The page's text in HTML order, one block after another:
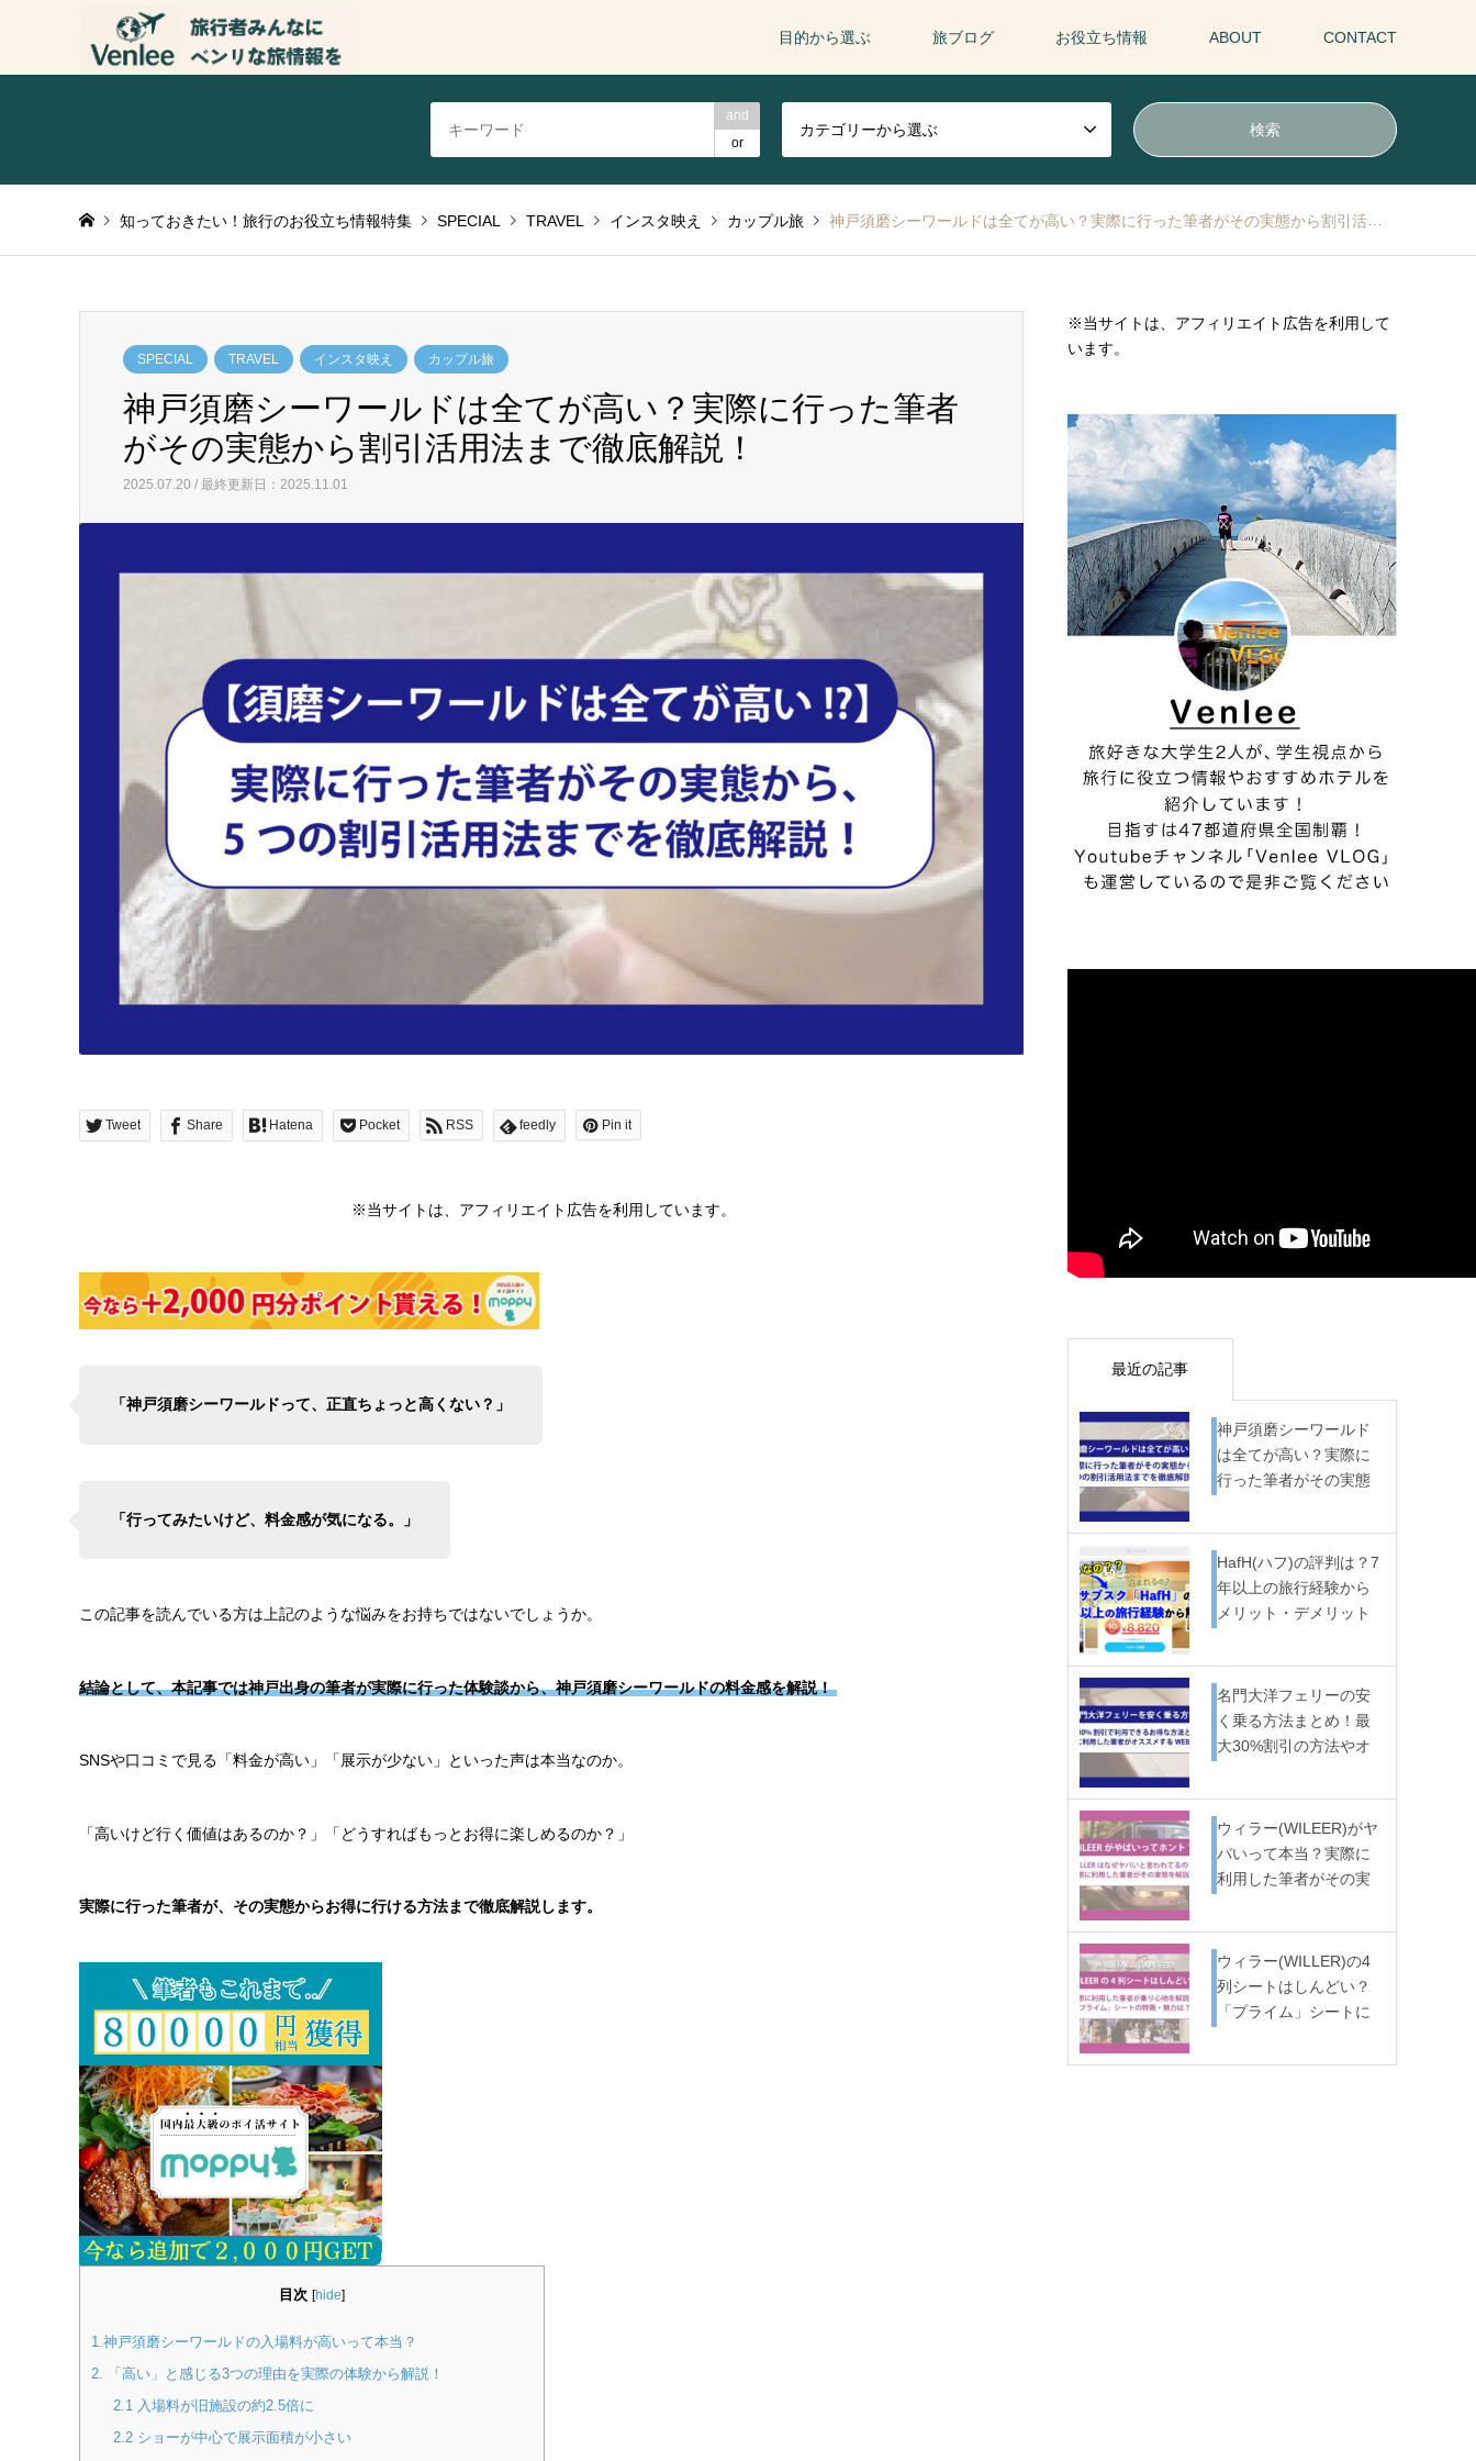
目的から選ぶ 旅ブログ お役立ち情報 ABOUT CONTACT
and
or
カテゴリーから選ぶ
知っておきたい！旅行のお役立ち情報特集 SPECIAL TRAVEL インスタ映え カップル旅 神戸須磨シーワールドは全てが高い？実際に行った筆者がその実態から割引活用法まで徹底解説！
SPECIAL TRAVEL インスタ映え カップル旅
神戸須磨シーワールドは全てが高い？実際に行った筆者
がその実態から割引活用法まで徹底解説！
2025.07.20 / 最終更新日：2025.11.01
Tweet Share Hatena Pocket RSS feedly Pin it
※当サイトは、アフィリエイト広告を利用しています。
「神戸須磨シーワールドって、正直ちょっと高くない？」
「行ってみたいけど、料金感が気になる。」
この記事を読んでいる方は上記のような悩みをお持ちではないでしょうか。
結論として、本記事では神戸出身の筆者が実際に行った体験談から、神戸須磨シーワールドの料金感を解説！
SNSや口コミで見る「料金が高い」「展示が少ない」といった声は本当なのか。
「高いけど行く価値はあるのか？」「どうすればもっとお得に楽しめるのか？」
実際に行った筆者が、その実態からお得に行ける方法まで徹底解説します。
目次 [hide]
1.神戸須磨シーワールドの入場料が高いって本当？
2. 「高い」と感じる3つの理由を実際の体験から解説！
2.1 入場料が旧施設の約2.5倍に
2.2 ショーが中心で展示面積が小さい
※当サイトは、アフィリエイト広告を利用して
います。
最近の記事
神戸須磨シーワールド
は全てが高い？実際に
行った筆者がその実態
HafH(ハフ)の評判は？7
年以上の旅行経験から
メリット・デメリット
名門大洋フェリーの安
く乗る方法まとめ！最
大30%割引の方法やオ
ウィラー(WILEER)がヤ
バいって本当？実際に
利用した筆者がその実
ウィラー(WILLER)の4
列シートはしんどい？
「プライム」シートに